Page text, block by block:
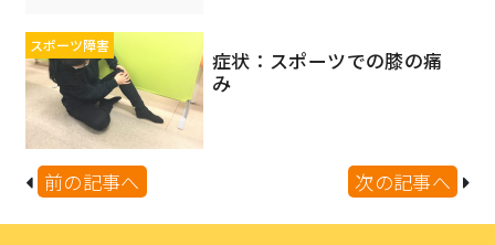
スポーツ障害
症状：スポーツでの膝の痛
み
前の記事へ 次の記事へ